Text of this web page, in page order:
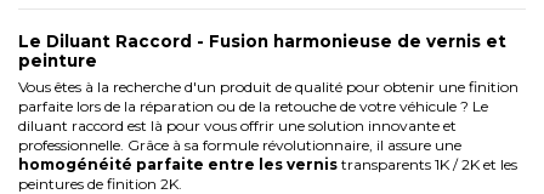
Le Diluant Raccord - Fusion harmonieuse de vernis et
peinture
Vous êtes à la recherche d'un produit de qualité pour obtenir une finition
parfaite lors de la réparation ou de la retouche de votre véhicule ? Le
diluant raccord est là pour vous offrir une solution innovante et
professionnelle. Grâce à sa formule révolutionnaire, il assure une
homogénéité parfaite entre les vernis transparents 1K / 2K et les
peintures de finition 2K.